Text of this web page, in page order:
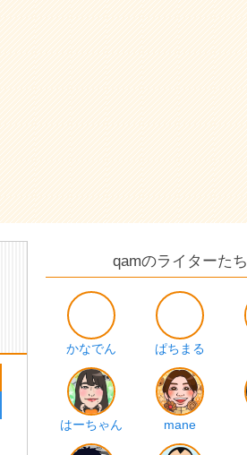
qamのライターたち
かなでん ぱちまる
はーちゃん mane